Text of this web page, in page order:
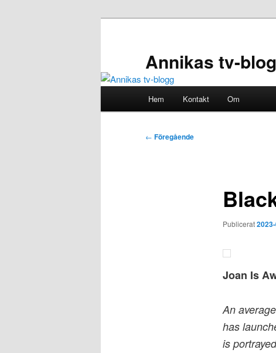
Annikas tv-
Hem Kontakt Om
Inläggsnavigering
← Föregående
Publicerat
Joan Is
An
has
is